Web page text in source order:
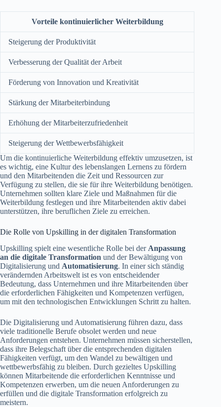
Vorteile kontinuierlicher Weiterbildung
Steigerung der Produktivität
Verbesserung der Qualität der Arbeit
Förderung von Innovation und Kreativität
Stärkung der Mitarbeiterbindung
Erhöhung der Mitarbeiterzufriedenheit
Steigerung der Wettbewerbsfähigkeit
Um die kontinuierliche Weiterbildung effektiv umzusetzen, ist
es wichtig, eine Kultur des lebenslangen Lernens zu fördern
und den Mitarbeitenden die Zeit und Ressourcen zur
Verfügung zu stellen, die sie für ihre Weiterbildung benötigen.
Unternehmen sollten klare Ziele und Maßnahmen für die
Weiterbildung festlegen und ihre Mitarbeitenden aktiv dabei
unterstützen, ihre beruflichen Ziele zu erreichen.
Die Rolle von Upskilling in der digitalen Transformation
Upskilling spielt eine wesentliche Rolle bei der Anpassung
an die digitale Transformation und der Bewältigung von
Digitalisierung und Automatisierung. In einer sich ständig
verändernden Arbeitswelt ist es von entscheidender
Bedeutung, dass Unternehmen und ihre Mitarbeitenden über
die erforderlichen Fähigkeiten und Kompetenzen verfügen,
um mit den technologischen Entwicklungen Schritt zu halten.
Die Digitalisierung und Automatisierung führen dazu, dass
viele traditionelle Berufe obsolet werden und neue
Anforderungen entstehen. Unternehmen müssen sicherstellen,
dass ihre Belegschaft über die entsprechenden digitalen
Fähigkeiten verfügt, um den Wandel zu bewältigen und
wettbewerbsfähig zu bleiben. Durch gezieltes Upskilling
können Mitarbeitende die erforderlichen Kenntnisse und
Kompetenzen erwerben, um die neuen Anforderungen zu
erfüllen und die digitale Transformation erfolgreich zu
meistern.